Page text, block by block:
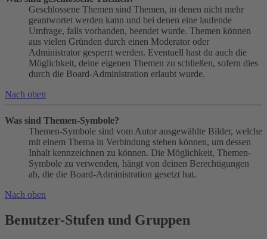
Geschlossene Themen sind Themen, in denen nicht mehr
geantwortet werden kann und bei denen eine laufende
Umfrage, falls vorhanden, beendet wurde. Themen können
aus vielen Gründen durch einen Moderator oder
Administrator gesperrt werden. Eventuell hast du auch die
Möglichkeit, deine eigenen Themen zu schließen, sofern dies
durch die Board-Administration erlaubt wurde.
Nach oben
Was sind Themen-Symbole?
Themen-Symbole sind vom Autor ausgewählte Bilder, welche
mit einem Thema in Verbindung stehen können, um dessen
Inhalt kennzeichnen zu können. Die Möglichkeit, Themen-
Symbole zu verwenden, hängt von deinen Berechtigungen
ab, die die Board-Administration gesetzt hat.
Nach oben
Benutzer-Stufen und Gruppen